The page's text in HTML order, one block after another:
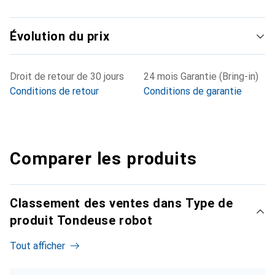
Évolution du prix
Droit de retour de 30 jours
Conditions de retour
24 mois Garantie (Bring-in)
Conditions de garantie
Comparer les produits
Classement des ventes dans Type de
produit Tondeuse robot
Tout afficher